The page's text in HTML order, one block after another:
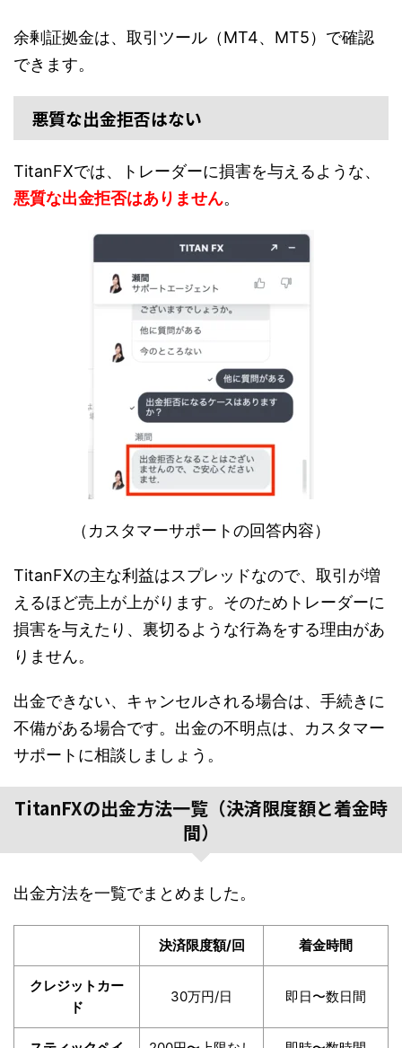
余剰証拠金は、取引ツール（MT4、MT5）で確認
できます。
悪質な出金拒否はない
TitanFXでは、トレーダーに損害を与えるような、
悪質な出金拒否はありません。
（カスタマーサポートの回答内容）
TitanFXの主な利益はスプレッドなので、取引が増
えるほど売上が上がります。そのためトレーダーに
損害を与えたり、裏切るような行為をする理由があ
りません。
出金できない、キャンセルされる場合は、手続きに
不備がある場合です。出金の不明点は、カスタマー
サポートに相談しましょう。
TitanFXの出金方法一覧（決済限度額と着金時
間）
出金方法を一覧でまとめました。
決済限度額/回 着金時間
クレジットカー
ド
30万円/日 即日〜数日間